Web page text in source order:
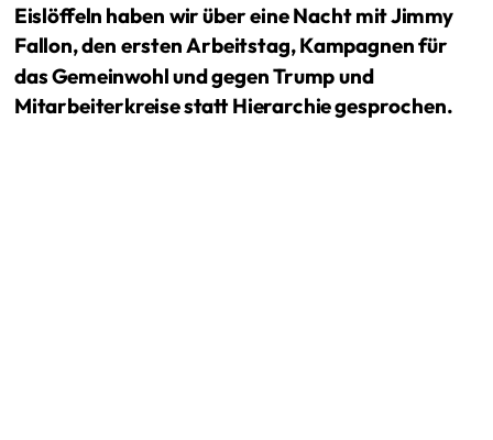
Eislöffeln haben wir über eine Nacht mit Jimmy
Fallon, den ersten Arbeitstag, Kampagnen für
das Gemeinwohl und gegen Trump und
Mitarbeiterkreise statt Hierarchie gesprochen.